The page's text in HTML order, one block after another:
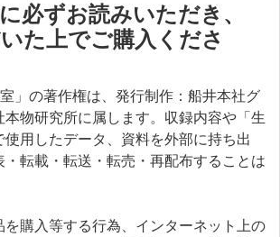
必ずお読みいただき、
た上でご購入くださ
」の著作権は、発行制作：船井本社グ
本物研究所に属します。収録内容や「生
用したデータ、資料を外部に持ち出
・転載・転送・転売・再配布することは
購入等する行為、インターネット上の